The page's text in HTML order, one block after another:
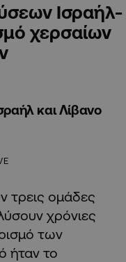
Ισραήλ-
χερσαίων
και Λίβανο
τρεις ομάδες
χρόνιες
των
ήταν το